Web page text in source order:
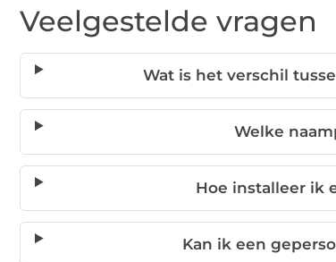
Veelgestelde vragen
Wat is het verschil
Welke
Hoe installeer ik
Kan ik een